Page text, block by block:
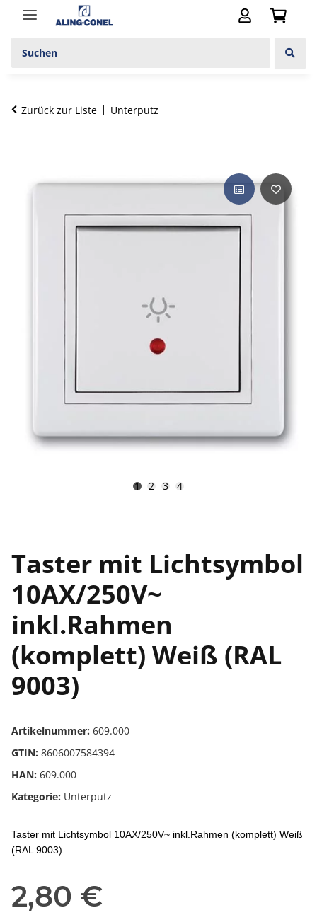
Zurück zur Liste Unterputz
1 2 3 4
Taster mit Lichtsymbol
10AX/250V~
inkl.Rahmen
(komplett) Weiß (RAL
9003)
Artikelnummer: 609.000
GTIN: 8606007584394
HAN: 609.000
Kategorie: Unterputz
Taster mit Lichtsymbol 10AX/250V~ inkl.Rahmen (komplett) Weiß
(RAL 9003)
2,80 €